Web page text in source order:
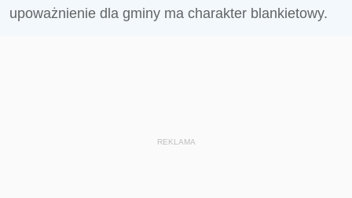
upoważnienie dla gminy ma charakter blankietowy.
REKLAMA